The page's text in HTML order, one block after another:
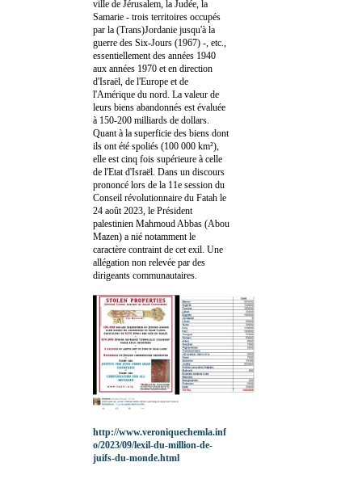
ville de Jérusalem, la Judée, la
Samarie - trois territoires occupés
par la (Trans)Jordanie jusqu'à la
guerre des Six-Jours (1967) -, etc.,
essentiellement des années 1940
aux années 1970 et en direction
d'Israël, de l'Europe et de
l'Amérique du nord. La valeur de
leurs biens abandonnés est évaluée
à 150-200 milliards de dollars.
Quant à la superficie des biens dont
ils ont été spoliés (100 000 km²),
elle est cinq fois supérieure à celle
de l'Etat d'Israël. Dans un discours
prononcé lors de la 11e session du
Conseil révolutionnaire du Fatah le
24 août 2023, le Président
palestinien Mahmoud Abbas (Abou
Mazen) a nié notamment le
caractère contraint de cet exil. Une
allégation non relevée par des
dirigeants communautaires.
http://www.veroniquechemla.inf
o/2023/09/lexil-du-million-de-
juifs-du-monde.html